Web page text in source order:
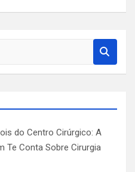
do Centro Cirúrgico: A
Te Conta Sobre Cirurgia